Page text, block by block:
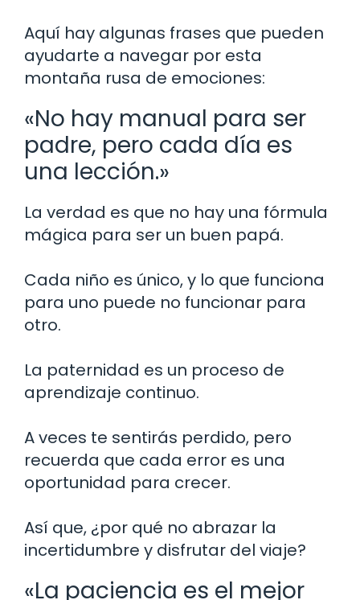
Aquí hay algunas frases que pueden
ayudarte a navegar por esta
montaña rusa de emociones:
«No hay manual para ser
padre, pero cada día es
una lección.»
La verdad es que no hay una fórmula
mágica para ser un buen papá.
Cada niño es único, y lo que funciona
para uno puede no funcionar para
otro.
La paternidad es un proceso de
aprendizaje continuo.
A veces te sentirás perdido, pero
recuerda que cada error es una
oportunidad para crecer.
Así que, ¿por qué no abrazar la
incertidumbre y disfrutar del viaje?
«La paciencia es el mejor